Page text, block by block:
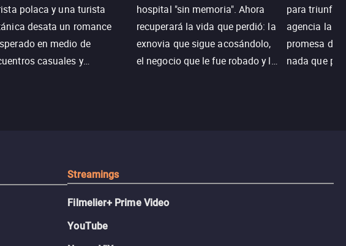
polaca y una turista
desata un romance
en medio de
casuales y
hospital "sin memoria". Ahora
recuperará la vida que perdió: la
exnovia que sigue acosándolo,
el negocio que le fue robado y la
para triunfar
agencia la
promesa de
nada que
Streamings
Filmelier+ Prime Video
YouTube